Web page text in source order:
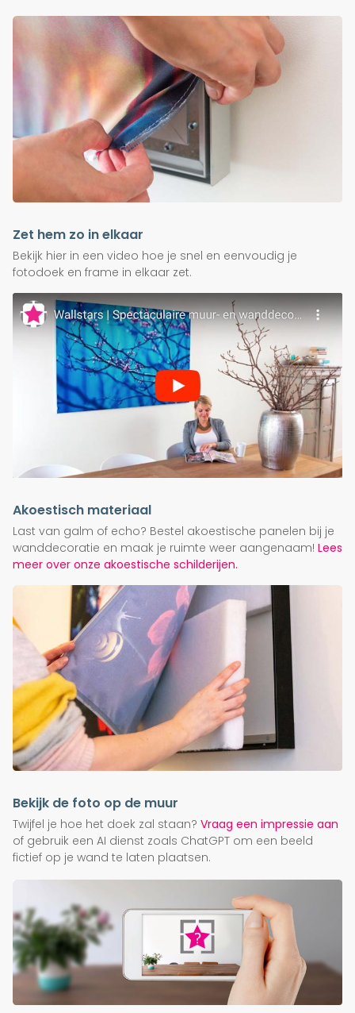
Zet hem zo in elkaar
Bekijk hier in een video hoe je snel en eenvoudig je
fotodoek en frame in elkaar zet.
Akoestisch materiaal
Last van galm of echo? Bestel akoestische panelen bij je
wanddecoratie en maak je ruimte weer aangenaam! Lees
meer over onze akoestische schilderijen.
Bekijk de foto op de muur
Twijfel je hoe het doek zal staan? Vraag een impressie aan
of gebruik een AI dienst zoals ChatGPT om een beeld
fictief op je wand te laten plaatsen.